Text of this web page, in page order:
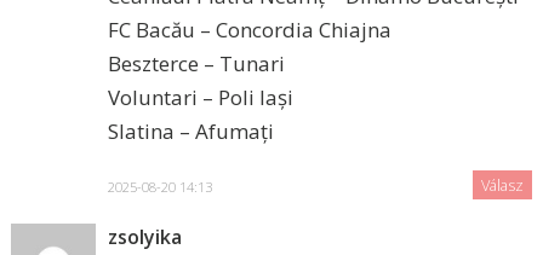
FC Bacău – Concordia Chiajna
Beszterce – Tunari
Voluntari – Poli Iași
Slatina – Afumați
2025-08-20 14:13 Válasz
zsolyika